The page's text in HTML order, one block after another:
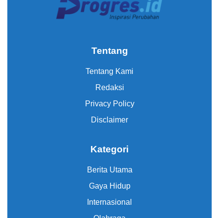
Tentang
Tentang Kami
Redaksi
Privacy Policy
Disclaimer
Kategori
Berita Utama
Gaya Hidup
Internasional